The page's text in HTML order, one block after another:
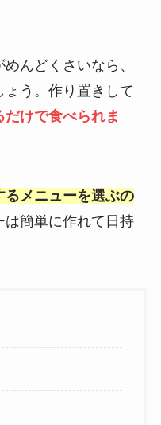
んどくさいなら、
う。作り置きして
だけで食べられま
るメニューを選ぶの
は簡単に作れて日持